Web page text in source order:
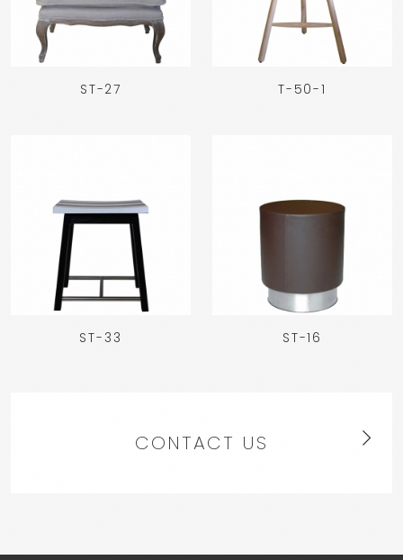
ST-27 T-50-1
ST-33 ST-16
CONTACT US